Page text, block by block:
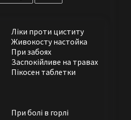
Ліки проти циститу
Живокосту настойка
При забоях
Заспокійливе на травах
Пікосен таблетки
При болі в горлі